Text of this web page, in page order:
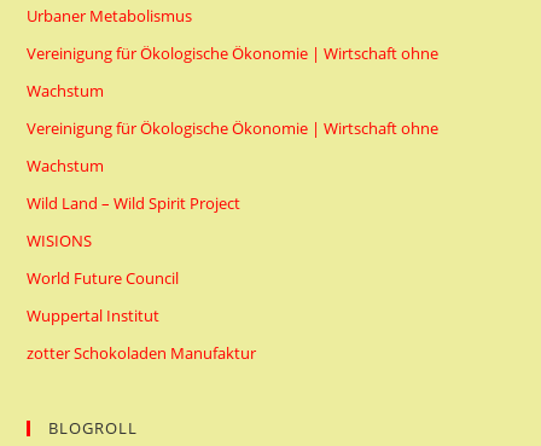
Urbaner Metabolismus
Vereinigung für Ökologische Ökonomie | Wirtschaft ohne
Wachstum
Vereinigung für Ökologische Ökonomie | Wirtschaft ohne
Wachstum
Wild Land – Wild Spirit Project
WISIONS
World Future Council
Wuppertal Institut
zotter Schokoladen Manufaktur
BLOGROLL